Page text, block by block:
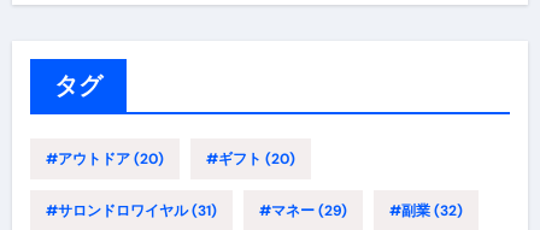
タグ
#アウトドア(20) #ギフト (20)
#サロンドロワイヤル(31) #マネー(29) #副業(32)